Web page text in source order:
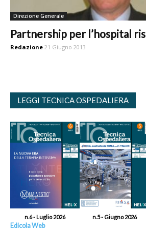
Direzione Generale
Partnership per l’hospital
Redazione 21 Giugno 2013
LEGGI TECNICA OSPEDALIERA
n.6 - Luglio 2026 n.5 - Giugno 2026
Edicola Web